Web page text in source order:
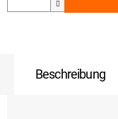
Beschreibung